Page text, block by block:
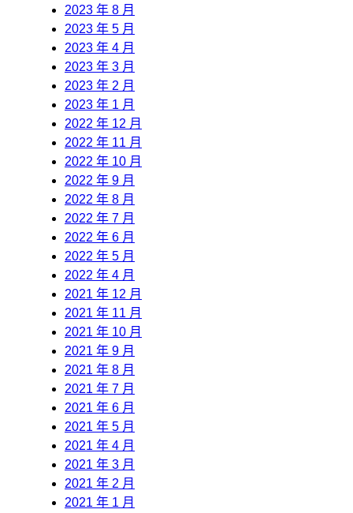
2023 年 8 月
2023 年 5 月
2023 年 4 月
2023 年 3 月
2023 年 2 月
2023 年 1 月
2022 年 12 月
2022 年 11 月
2022 年 10 月
2022 年 9 月
2022 年 8 月
2022 年 7 月
2022 年 6 月
2022 年 5 月
2022 年 4 月
2021 年 12 月
2021 年 11 月
2021 年 10 月
2021 年 9 月
2021 年 8 月
2021 年 7 月
2021 年 6 月
2021 年 5 月
2021 年 4 月
2021 年 3 月
2021 年 2 月
2021 年 1 月